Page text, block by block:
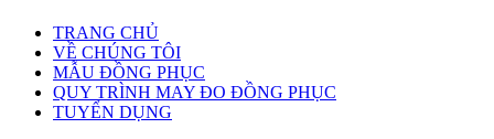
TRANG CHỦ
VỀ CHÚNG TÔI
MẪU ĐỒNG PHỤC
QUY TRÌNH MAY ĐO ĐỒNG PHỤC
TUYỂN DỤNG